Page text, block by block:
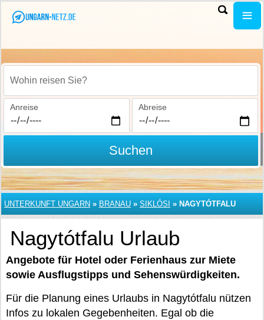
Wohin reisen Sie?
Anreise Abreise
Suchen
UNTERKUNFT UNGARN » BRANAU » SIKLÓSI » NAGYTÓTFALU
Nagytótfalu Urlaub
Angebote für Hotel oder Ferienhaus zur Miete
sowie Ausflugstipps und Sehenswürdigkeiten.
Für die Planung eines Urlaubs in Nagytótfalu nützen
Infos zu lokalen Gegebenheiten. Egal ob die